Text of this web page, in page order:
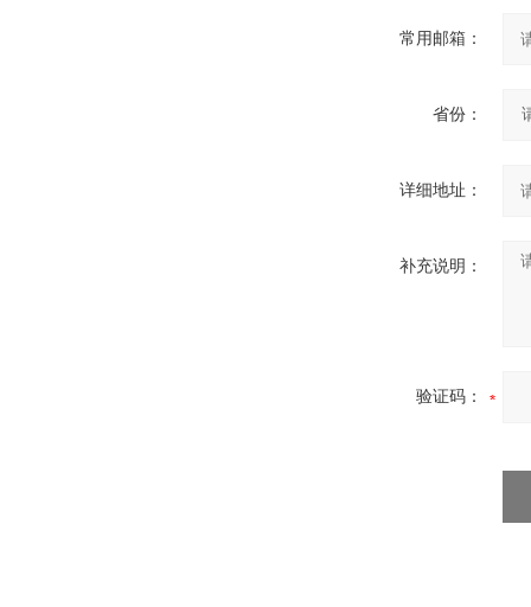
常用邮箱：
省份：
详细地址：
补充说明：
验证码：